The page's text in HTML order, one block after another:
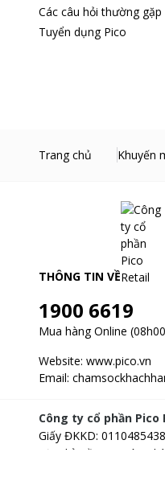
Các câu hỏi thường gặp
Tuyển dụng Pico
Trang chủ Khuyến
THÔNG TIN VỀ
1900 6619
Mua hàng Online
Website: www.pico.vn
Email:
Công ty cổ phần Pico
Giấy ĐKKD: 0110485438
Địa chỉ
Tầng 3, Tòa